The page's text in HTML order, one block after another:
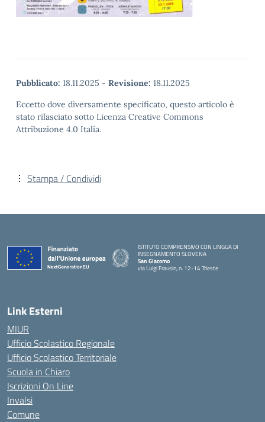
Pubblicato: 18.11.2025 - Revisione: 18.11.2025
Eccetto dove diversamente specificato, questo articolo è
stato rilasciato sotto Licenza Creative Commons
Attribuzione 4.0 Italia.
Stampa / Condividi
ISTITUTO COMPRENSIVO CON LINGUA DI
INSEGNAMENTO SLOVENA
San Giacomo
via Luigi Frausin, n. 12-14 Trieste
— Visita la pagina iniziale della scuola
Link Esterni
MIUR
Ufficio Scolastico Regionale
Ufficio Scolastico Territoriale
Scuola in Chiaro
Iscrizioni On Line
Invalsi
Comune